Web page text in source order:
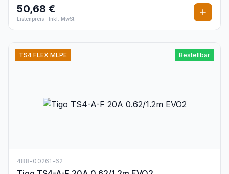
50,68 €
Listenpreis · Inkl. MwSt.
TS4 FLEX MLPE Bestellbar
488-00261-62